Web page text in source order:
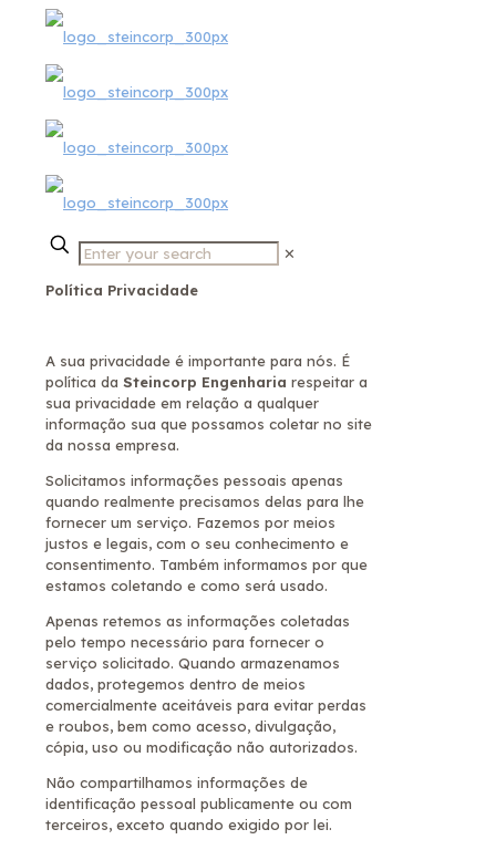
✕
Política Privacidade
A sua privacidade é importante para nós. É
política da Steincorp Engenharia respeitar a
sua privacidade em relação a qualquer
informação sua que possamos coletar no site
da nossa empresa.
Solicitamos informações pessoais apenas
quando realmente precisamos delas para lhe
fornecer um serviço. Fazemos por meios
justos e legais, com o seu conhecimento e
consentimento. Também informamos por que
estamos coletando e como será usado.
Apenas retemos as informações coletadas
pelo tempo necessário para fornecer o
serviço solicitado. Quando armazenamos
dados, protegemos dentro de meios
comercialmente aceitáveis ​​para evitar perdas
e roubos, bem como acesso, divulgação,
cópia, uso ou modificação não autorizados.
Não compartilhamos informações de
identificação pessoal publicamente ou com
terceiros, exceto quando exigido por lei.